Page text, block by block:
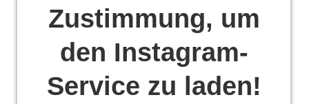
Zustimmung, um
den Instagram-
Service zu laden!